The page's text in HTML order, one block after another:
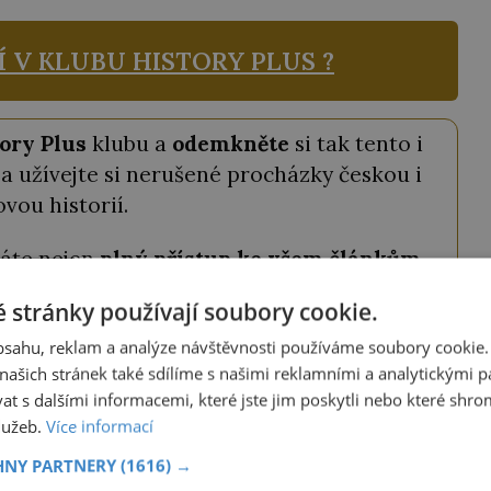
V KLUBU HISTORY PLUS ?
Plus klubu a odemkněte si tak tento i
užívejte si nerušené procházky českou i
historií.
nejenplný přístup ke všem článkům
pouhých69 Kč měsíčně a můžete ho
ještě výhodněji, můžete si vybrat roční
získat tak2 měsíce zdarma
stránky používají soubory cookie.
reklam a analýze návštěvnosti používáme soubory
stránek také sdílíme s našimi reklamními a analytickými
s dalšími informacemi, které jste jim poskytli nebo které
Více informací
PARTNERY (1616) →